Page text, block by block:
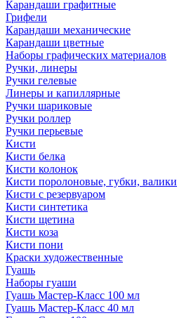
Карандаши графитные
Грифели
Карандаши механические
Карандаши цветные
Наборы графических материалов
Ручки, линеры
Ручки гелевые
Линеры и капиллярные
Ручки шариковые
Ручки роллер
Ручки перьевые
Кисти
Кисти белка
Кисти колонок
Кисти поролоновые, губки, валики
Кисти с резервуаром
Кисти синтетика
Кисти щетина
Кисти коза
Кисти пони
Краски художественные
Гуашь
Наборы гуаши
Гуашь Мастер-Класс 100 мл
Гуашь Мастер-Класс 40 мл